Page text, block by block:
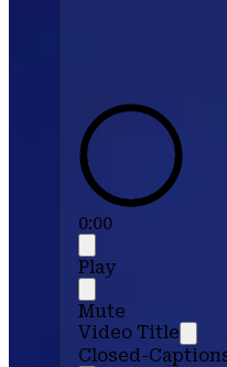
0:00
Play
Mute
Video Title
Closed-